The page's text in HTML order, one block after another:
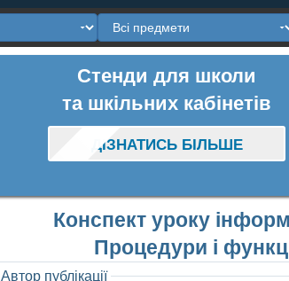
Стенди для школи
та шкільних кабінетів
ДІЗНАТИСЬ БІЛЬШЕ
Конспект уроку
Процедури і
Автор публікації